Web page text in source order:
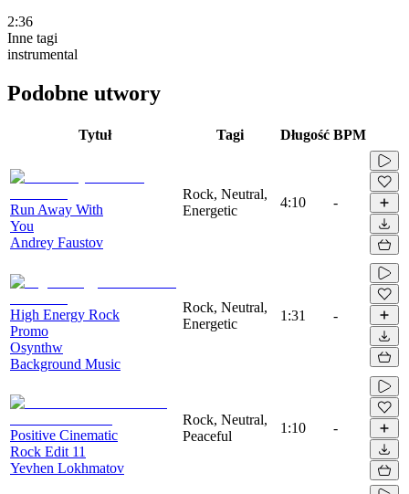
2:36
Inne tagi
instrumental
Podobne utwory
Tytuł Tagi Długość BPM
Run Away With
You
Andrey Faustov
Rock, Neutral,
Energetic
4:10 -
High Energy Rock
Promo
Osynthw
Background Music
Rock, Neutral,
Energetic
1:31 -
Positive Cinematic
Rock Edit 11
Yevhen Lokhmatov
Rock, Neutral,
Peaceful
1:10 -